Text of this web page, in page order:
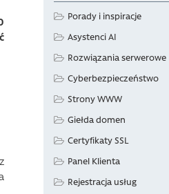
Porady i inspiracje
Asystenci AI
Rozwiązania serwerowe
Cyberbezpieczeństwo
Strony WWW
Giełda domen
Certyfikaty SSL
Panel Klienta
Rejestracja usług